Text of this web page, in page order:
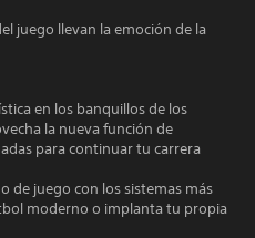
juego llevan la emoción de la
en los banquillos de los
la nueva función de
para continuar tu carrera
de juego con los sistemas más
moderno o implanta tu propia